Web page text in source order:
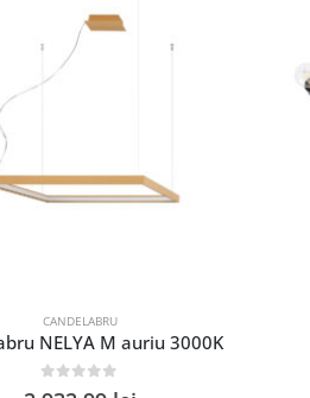
CANDELABRU
NELYA M auriu 3000K
out of 5